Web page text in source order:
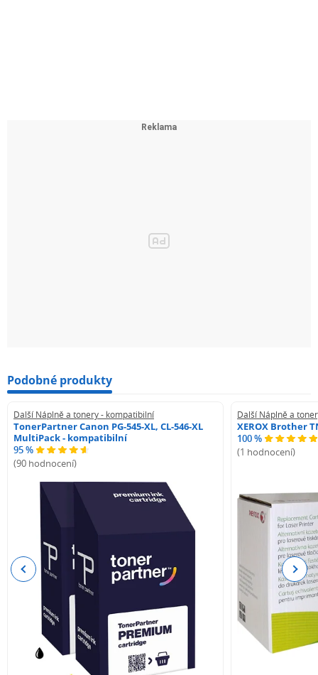
Podobné produkty
Další Náplně a tonery - kompatibilní
TonerPartner Canon PG-545-XL, CL-546-XL
MultiPack - kompatibilní
95 %
(90 hodnocení)
Další Náplně a
XEROX Brother
100 %
(1 hodnocení)
Previous Next